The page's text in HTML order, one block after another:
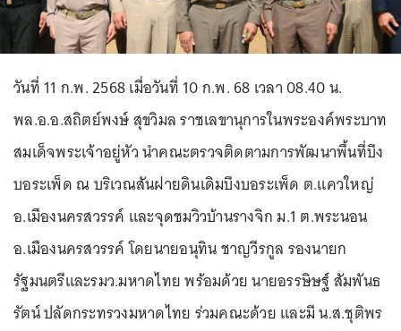
วันที่ 11 ก.พ. 2568 เมื่อวันที่ 10 ก.พ. 68 เวลา 08.40 น.
พล.อ.อ.สถิตย์พงษ์ สุขวิมล ราชเลขานุการในพระองค์พระบาท
สมเด็จพระเจ้าอยู่หัว นำคณะตรวจติดตามการพัฒนาพื้นที่บึง
บอระเพ็ด ณ บริเวณสันฝายดินเดิมบึงบอระเพ็ด ต.แควใหญ่
อ.เมืองนครสวรรค์ และจุดชมวิวบ้านรางจิก ม.1 ต.พระนอน
อ.เมืองนครสวรรค์ โดยนายอนุทิน ชาญวีรกูล รองนายก
รัฐมนตรีและรมว.มหาดไทย พร้อมด้วย นายอรรษิษฐ์ สัมพันธ
รัตน์ ปลัดกระทรวงมหาดไทย ร่วมคณะด้วย และมี น.ส.ชุติพร